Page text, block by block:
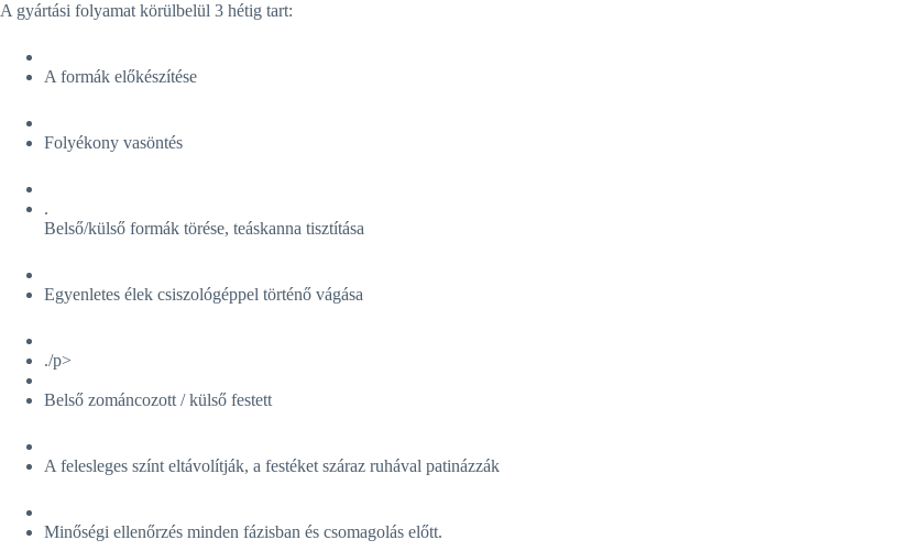
A gyártási folyamat körülbelül 3 hétig tart:
A formák előkészítése
Folyékony vasöntés
.
Belső/külső formák törése, teáskanna tisztítása
Egyenletes élek csiszológéppel történő vágása
./p>
Belső zománcozott / külső festett
A felesleges színt eltávolítják, a festéket száraz ruhával patinázzák
Minőségi ellenőrzés minden fázisban és csomagolás előtt.